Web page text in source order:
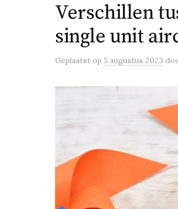
Verschillen
single unit
Geplaatst op 5 augustus 2023